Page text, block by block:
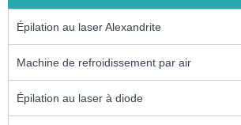
Épilation au laser Alexandrite
Machine de refroidissement par air
Épilation au laser à diode